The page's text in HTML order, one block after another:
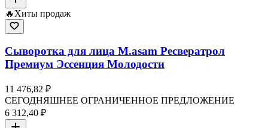
🔥 Хиты продаж
Сыворотка для лица M.asam Ресвератрол
Премиум Эссенция Молодости
11 476,82 ₽
СЕГОДНЯШНЕЕ ОГРАНИЧЕННОЕ ПРЕДЛОЖЕНИЕ
6 312,40 ₽